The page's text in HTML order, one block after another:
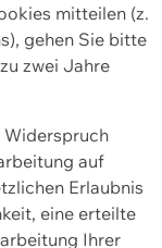
mitteilen (z.
gehen Sie bitte
zwei Jahre
Widerspruch
auf
Erlaubnis
eine erteilte
Ihrer